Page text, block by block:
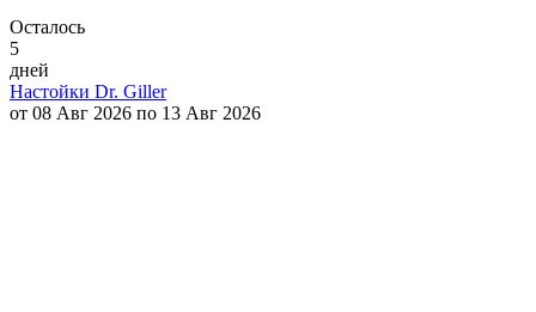
Осталось
5
дней
Настойки Dr. Giller
от 08 Авг 2026 по 13 Авг 2026